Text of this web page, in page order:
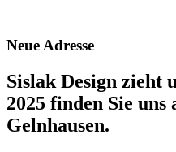
Neue Adresse
Sislak Design zieht
2025 finden Sie
Gelnhausen.